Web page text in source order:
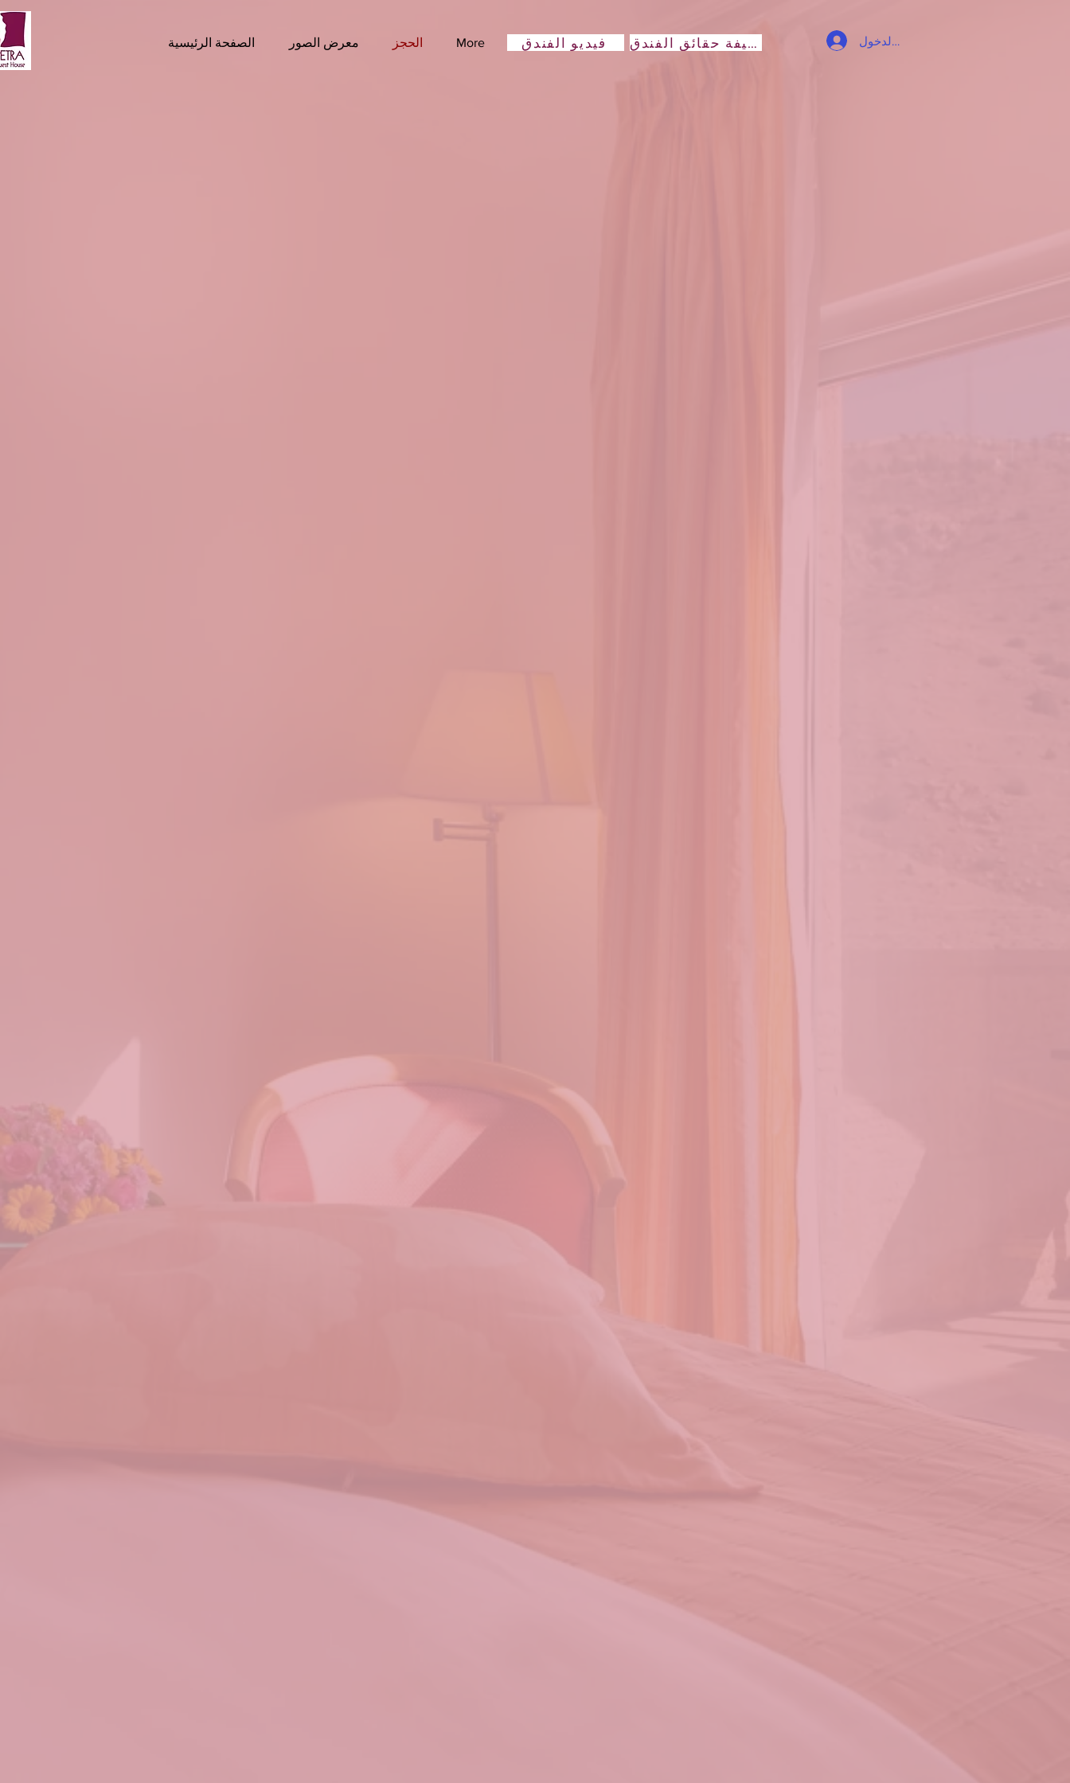
الصفحة الرئيسية معرض الصور الحجز More فيديو الفندق تسجيل الدخول